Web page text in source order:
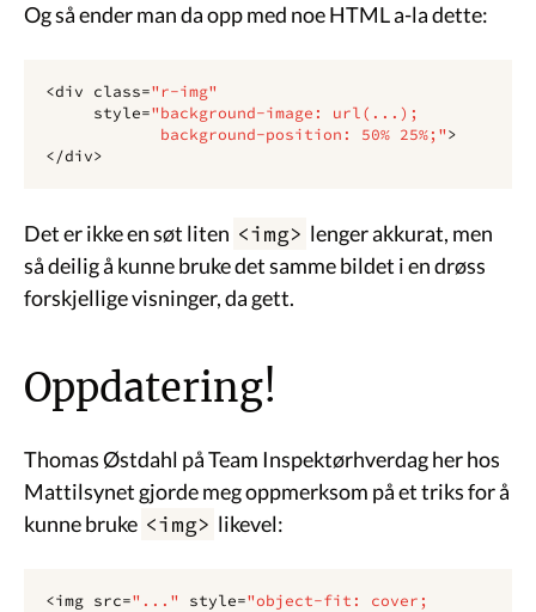
Og så ender man da opp med noe HTML a-la dette:
<div class="r-img"
style="background-image: url(...);
            background-position: 50% 25%;"
>
</div>
Det er ikke en søt liten <img> lenger akkurat, men
så deilig å kunne bruke det samme bildet i en drøss
forskjellige visninger, da gett.
Oppdatering!
Thomas Østdahl på Team Inspektørhverdag her hos
Mattilsynet gjorde meg oppmerksom på et triks for å
kunne bruke <img> likevel:
<img src="..." style="object-fit: cover;